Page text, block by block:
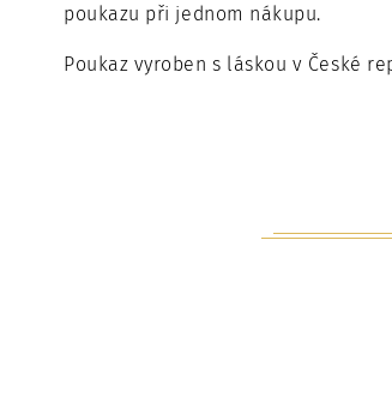
poukazu při jednom nákupu.
Poukaz vyroben s láskou v České